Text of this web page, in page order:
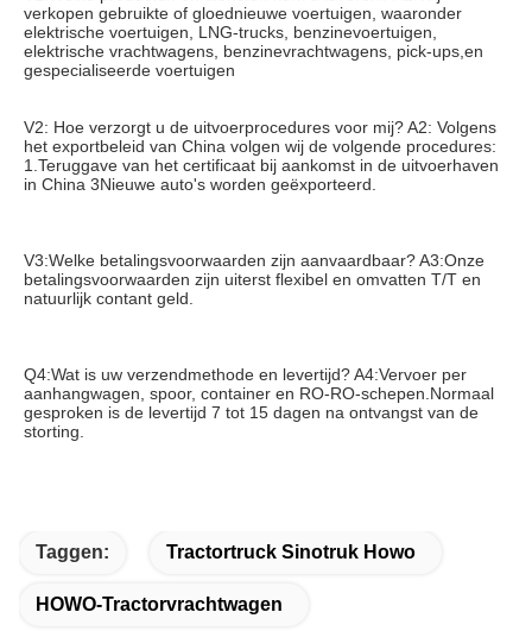
verkopen gebruikte of gloednieuwe voertuigen, waaronder
elektrische voertuigen, LNG-trucks, benzinevoertuigen,
elektrische vrachtwagens, benzinevrachtwagens, pick-ups,en
gespecialiseerde voertuigen
V2: Hoe verzorgt u de uitvoerprocedures voor mij? A2: Volgens
het exportbeleid van China volgen wij de volgende procedures:
1.Teruggave van het certificaat bij aankomst in de uitvoerhaven
in China 3Nieuwe auto's worden geëxporteerd.
V3:Welke betalingsvoorwaarden zijn aanvaardbaar? A3:Onze
betalingsvoorwaarden zijn uiterst flexibel en omvatten T/T en
natuurlijk contant geld.
Q4:Wat is uw verzendmethode en levertijd? A4:Vervoer per
aanhangwagen, spoor, container en RO-RO-schepen.Normaal
gesproken is de levertijd 7 tot 15 dagen na ontvangst van de
storting.
Taggen: Tractortruck Sinotruk Howo
HOWO-Tractorvrachtwagen